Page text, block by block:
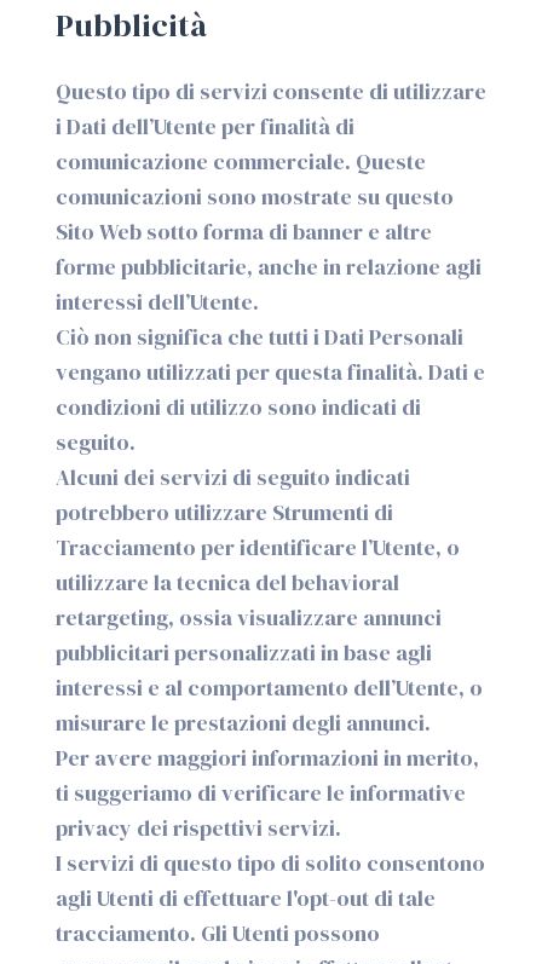
Pubblicità
Questo tipo di servizi consente di utilizzare
i Dati dell’Utente per finalità di
comunicazione commerciale. Queste
comunicazioni sono mostrate su questo
Sito Web sotto forma di banner e altre
forme pubblicitarie, anche in relazione agli
interessi dell’Utente.
Ciò non significa che tutti i Dati Personali
vengano utilizzati per questa finalità. Dati e
condizioni di utilizzo sono indicati di
seguito.
Alcuni dei servizi di seguito indicati
potrebbero utilizzare Strumenti di
Tracciamento per identificare l’Utente, o
utilizzare la tecnica del behavioral
retargeting, ossia visualizzare annunci
pubblicitari personalizzati in base agli
interessi e al comportamento dell’Utente, o
misurare le prestazioni degli annunci.
Per avere maggiori informazioni in merito,
ti suggeriamo di verificare le informative
privacy dei rispettivi servizi.
I servizi di questo tipo di solito consentono
agli Utenti di effettuare l'opt-out di tale
tracciamento. Gli Utenti possono